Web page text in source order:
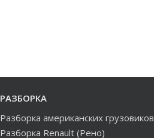
РАЗБОРКА
Разборка американских грузовиков
Разборка Renault (Рено)